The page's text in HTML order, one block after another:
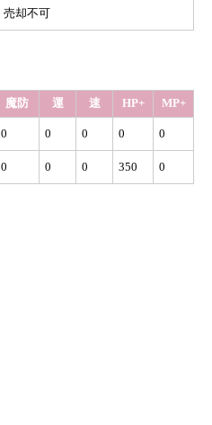
売却不可
魔防 運 速 HP+ MP+
0 0 0 0 0
0 0 0 350 0